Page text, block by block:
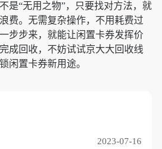
是“无用之物”，只要找对方法，就
费。无需复杂操作，不用耗费过
步步来，就能让闲置卡券发挥价
成回收，不妨试试京大大回收线
闲置卡券新用途。
2023-07-16